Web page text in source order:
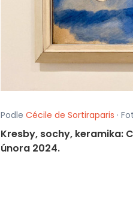
Podle Cécile de Sortiraparis ·
Kresby, sochy, keramika:
února 2024.